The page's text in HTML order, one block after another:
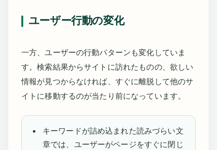
ユーザー行動の変化
一方、ユーザーの行動パターンも変化していま
す。検索結果からサイトに訪れたものの、欲しい
情報が見つからなければ、すぐに離脱して他のサ
イトに移動するのが当たり前になっています。
キーワードが詰め込まれた読みづらい文
章では、ユーザーがページをすぐに閉じ